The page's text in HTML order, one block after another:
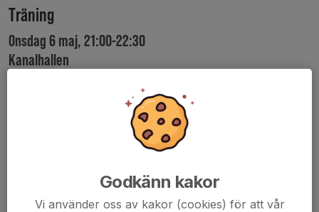
Träning
Onsdag 6 maj, 21:00-22:30
Kanalhallen
Godkänn kakor
Vi använder oss av kakor (cookies) för att vår